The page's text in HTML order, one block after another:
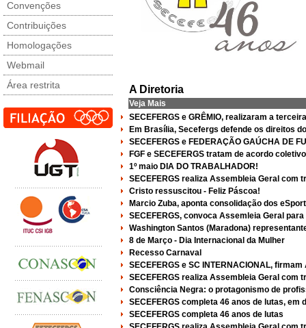
Convenções
Contribuições
Homologações
Webmail
Área restrita
A Diretoria
Veja Mais
SECEFERGS e GRÊMIO, realizaram a
Em Brasília, Secefergs defende os direitos
SECEFERGS e FEDERAÇÃO GAÚCHA DE
FGF e SECEFERGS tratam de acordo
1º maio DIA DO TRABALHADOR!
SECEFERGS realiza Assembleia Geral com
Cristo ressuscitou - Feliz Páscoa!
Marcio Zuba, aponta consolidação dos
SECEFERGS, convoca Assemleia Geral
Washington Santos (Maradona)
8 de Março - Dia Internacional da Mulher
Recesso Carnaval
SECEFERGS e SC INTERNACIONAL,
SECEFERGS realiza Assembleia Geral com
Consciência Negra: o protagonismo de
SECEFERGS completa 46 anos de lutas,
SECEFERGS completa 46 anos de lutas